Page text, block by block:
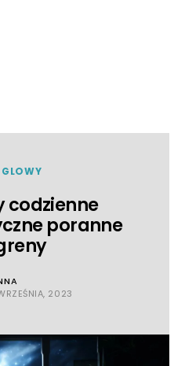
codzienne
poranne
2023